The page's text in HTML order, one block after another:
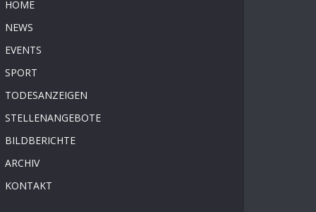
HOME
NEWS
EVENTS
SPORT
TODESANZEIGEN
STELLENANGEBOTE
BILDBERICHTE
ARCHIV
KONTAKT